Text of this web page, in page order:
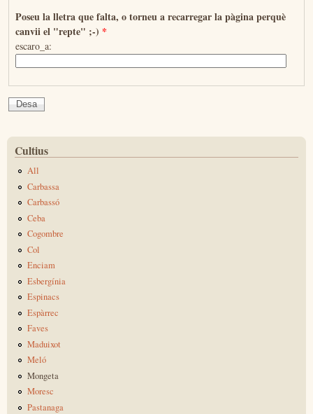
Poseu la lletra que falta, o torneu a recarregar la pàgina perquè
canvii el "repte" ;-) *
escaro_a:
Cultius
All
Carbassa
Carbassó
Ceba
Cogombre
Col
Enciam
Esbergínia
Espinacs
Espàrrec
Faves
Maduixot
Meló
Mongeta
Moresc
Pastanaga